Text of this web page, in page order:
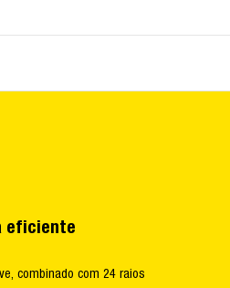
eficiente
combinado com 24 raios